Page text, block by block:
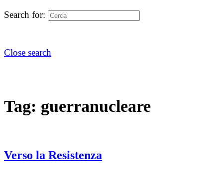
Search for:
Close search
Tag: guerranucleare
Verso la Resistenza